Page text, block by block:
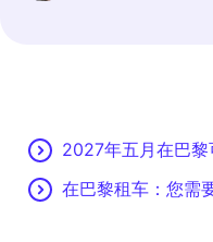
2027年五月在巴黎
在巴黎租车：您需